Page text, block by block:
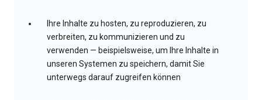
Ihre Inhalte zu hosten, zu reproduzieren, zu
verbreiten, zu kommunizieren und zu
verwenden — beispielsweise, um Ihre Inhalte in
unseren Systemen zu speichern, damit Sie
unterwegs darauf zugreifen können